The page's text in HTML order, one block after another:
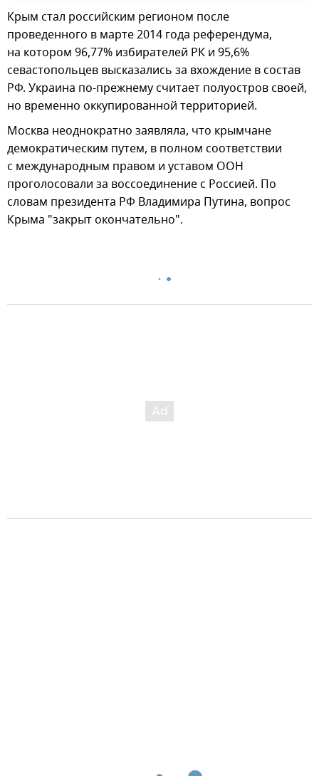
Крым стал российским регионом после
проведенного в марте 2014 года референдума,
на котором 96,77% избирателей РК и 95,6%
севастопольцев высказались за вхождение в состав
РФ. Украина по-прежнему считает полуостров своей,
но временно оккупированной территорией.
Москва неоднократно заявляла, что крымчане
демократическим путем, в полном соответствии
с международным правом и уставом ООН
проголосовали за воссоединение с Россией. По
словам президента РФ Владимира Путина, вопрос
Крыма "закрыт окончательно".